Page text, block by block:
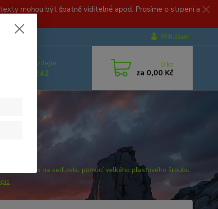
mohou být špatně viditelné apod. Prosíme o strpení a
Přihlášení
rady? Zavolejte.
892 242
0 ks
za 0,00 Kč
ucycení na sedlovku pomocí velkého plastového šroubu.